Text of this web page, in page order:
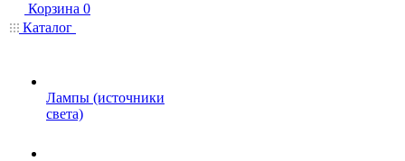
Корзина 0
Каталог
Лампы (источники
света)